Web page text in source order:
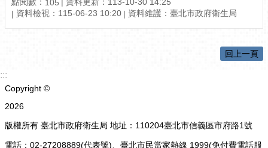
105
資料檢視：115-06-23 10:20
資料維護：臺北市政府衛生局
回上一頁
:::
Copyright ©
2026
版權所有 臺北市政府衛生局 地址：110204臺北市信義區市府路1號
電話：02-27208889(代表號)、臺北市民當家熱線 1999(免付費電話服